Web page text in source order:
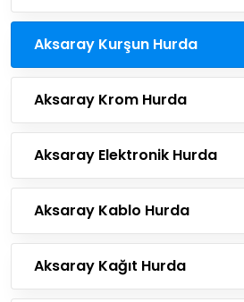
Aksaray Kurşun Hurda
Aksaray Krom Hurda
Aksaray Elektronik Hurda
Aksaray Kablo Hurda
Aksaray Kağıt Hurda